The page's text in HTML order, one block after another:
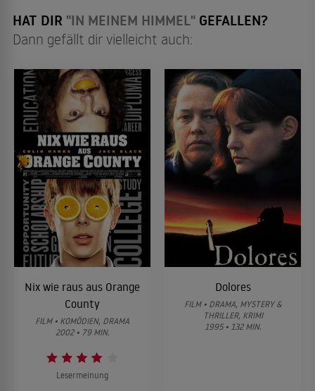
HAT DIR "IN MEINEM HIMMEL" GEFALLEN?
Dann gefällt dir vielleicht auch:
Nix wie raus aus Orange
County
FILM • KOMÖDIEN, DRAMA
2002 • 79 MIN.
Lesermeinung
Dolores
FILM • DRAMA, MYSTERY &
THRILLER, KRIMI
1995 • 132 MIN.